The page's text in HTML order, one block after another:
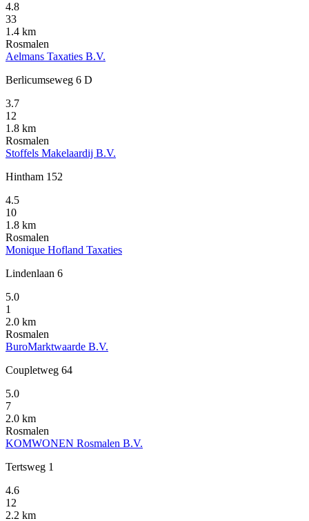
4.8
33
1.4 km
Rosmalen
Aelmans Taxaties B.V.
Berlicumseweg 6 D
3.7
12
1.8 km
Rosmalen
Stoffels Makelaardij B.V.
Hintham 152
4.5
10
1.8 km
Rosmalen
Monique Hofland Taxaties
Lindenlaan 6
5.0
1
2.0 km
Rosmalen
BuroMarktwaarde B.V.
Coupletweg 64
5.0
7
2.0 km
Rosmalen
KOMWONEN Rosmalen B.V.
Tertsweg 1
4.6
12
2.2 km